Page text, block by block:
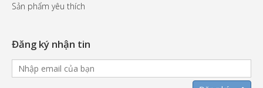
Sản phẩm yêu thích
Đăng ký nhận tin